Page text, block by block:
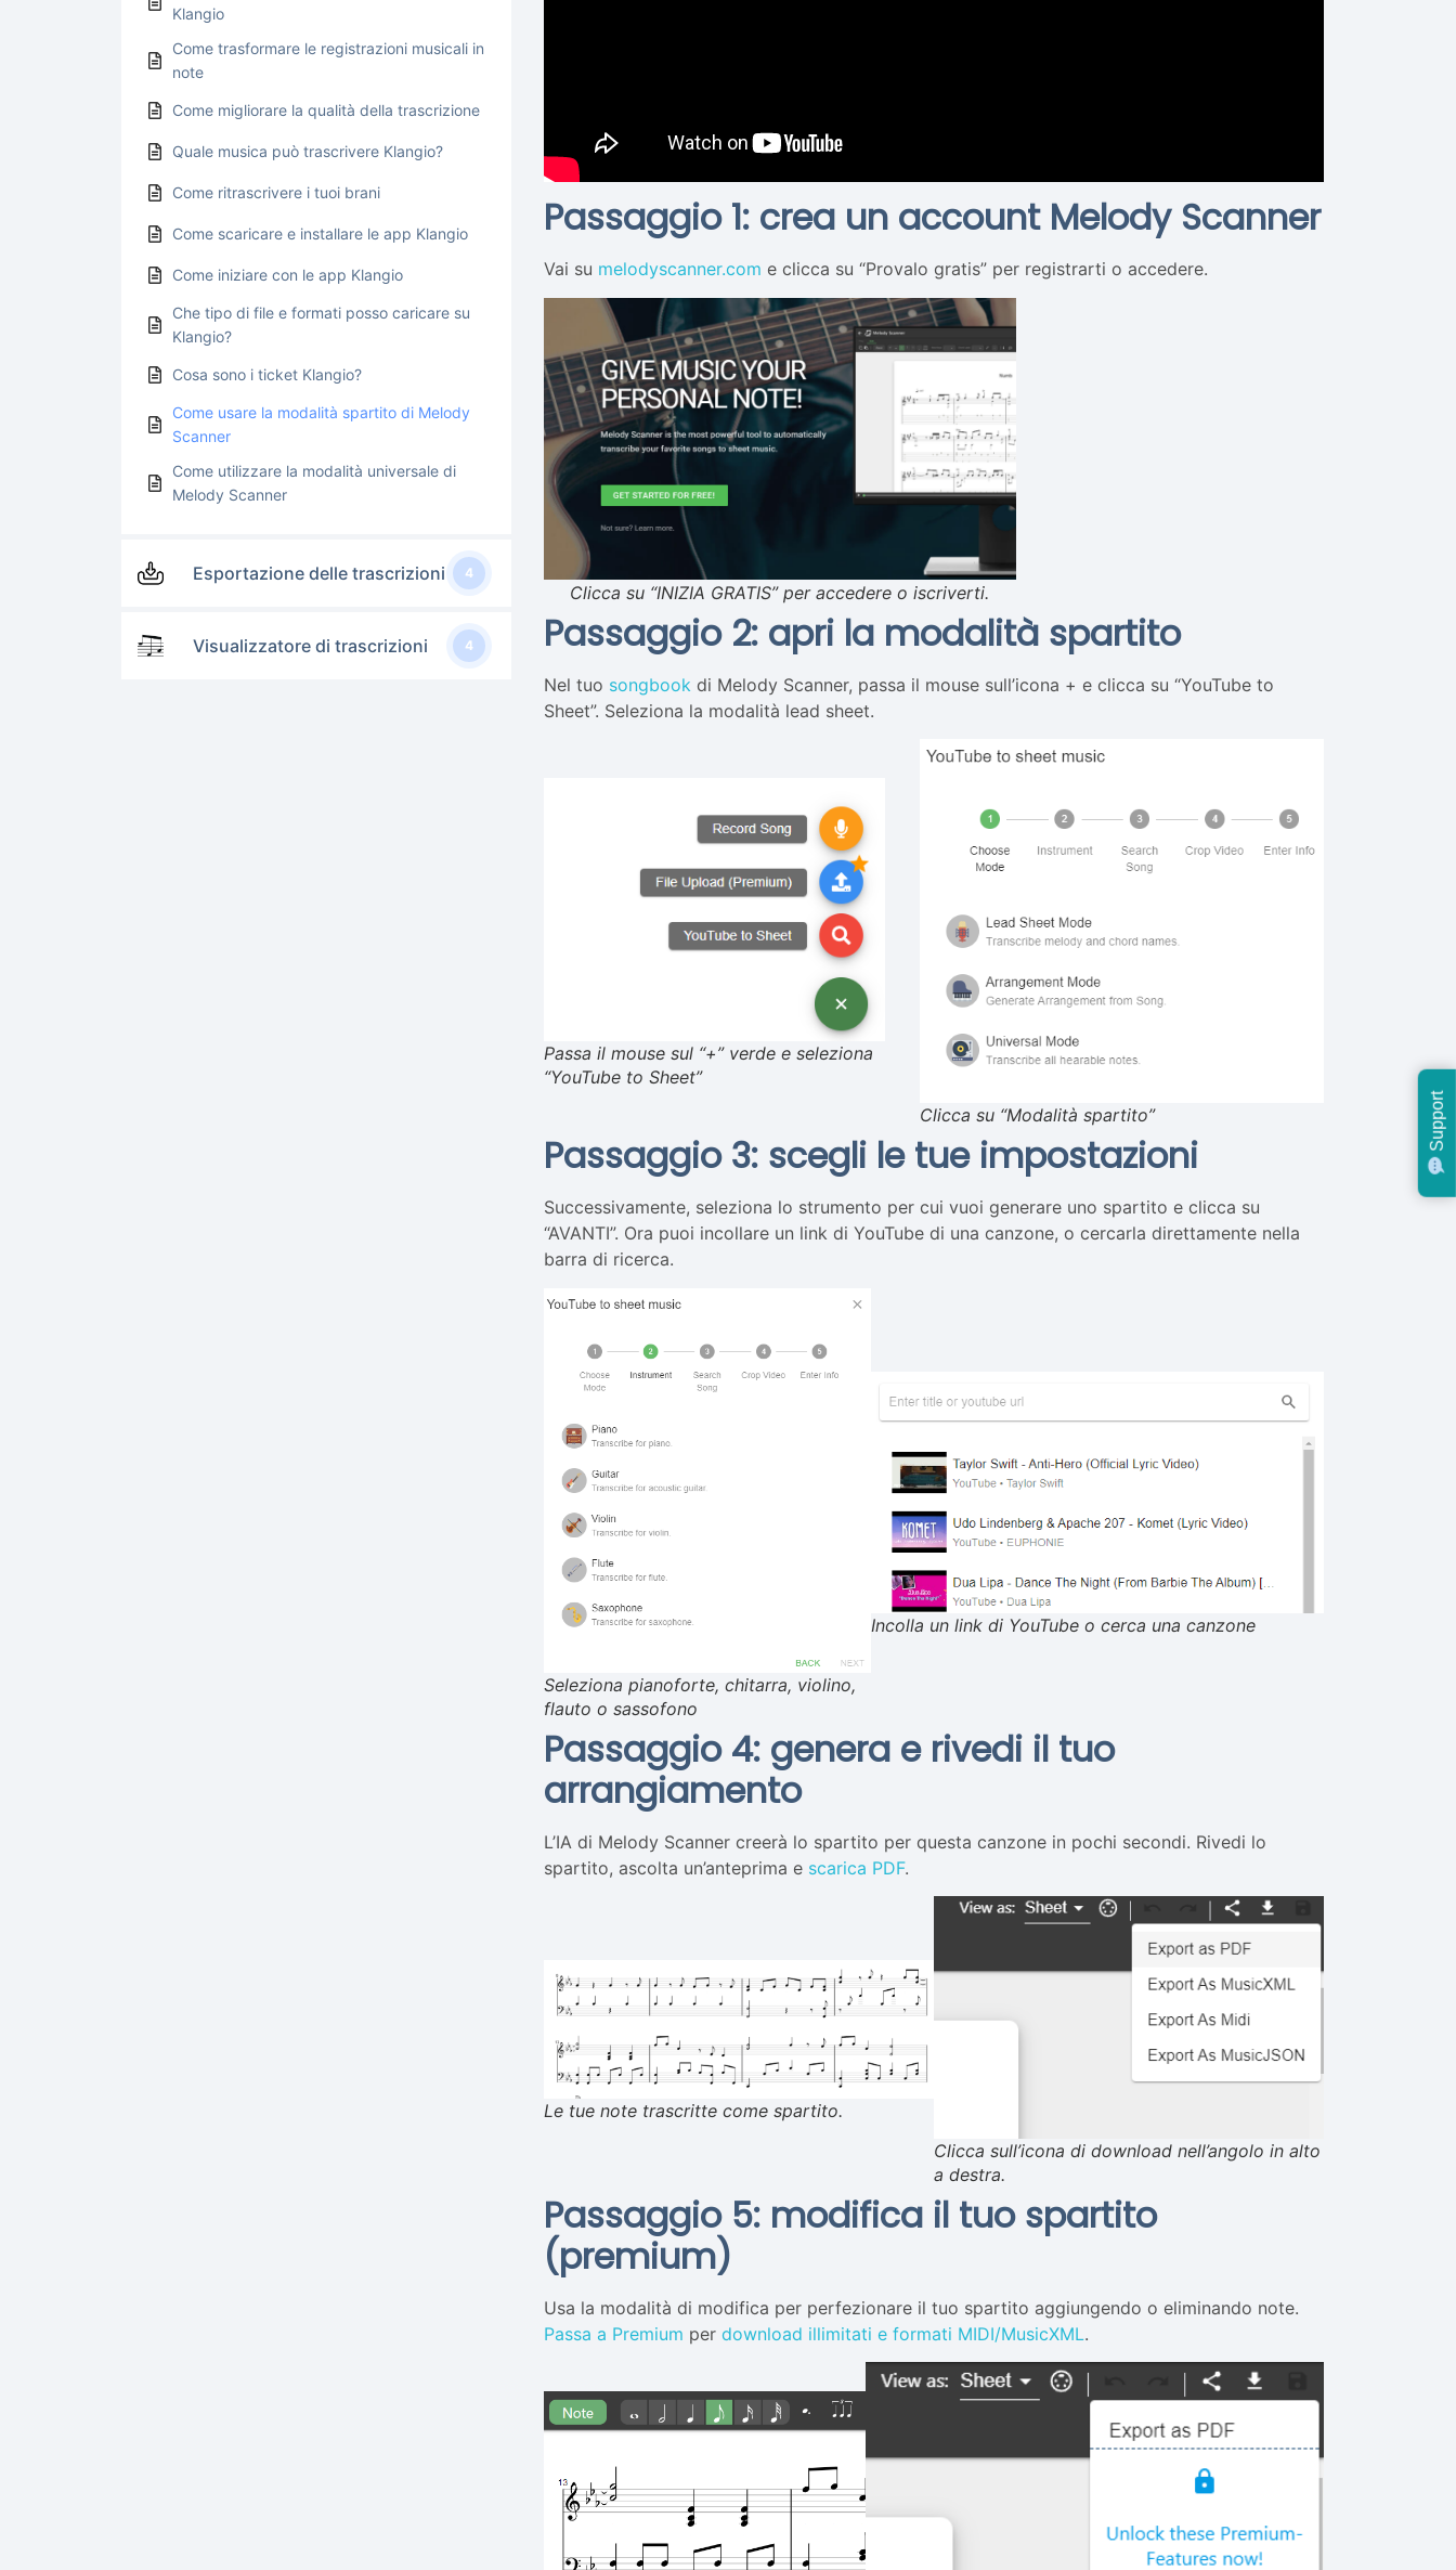
Klangio
Come trasformare le registrazioni musicali in
note
Come migliorare la qualità della trascrizione
Quale musica può trascrivere Klangio?
Come ritrascrivere i tuoi brani
Come scaricare e installare le app Klangio
Come iniziare con le app Klangio
Che tipo di file e formati posso caricare su
Klangio?
Cosa sono i ticket Klangio?
Come usare la modalità spartito di Melody
Scanner
Come utilizzare la modalità universale di
Melody Scanner
Esportazione delle trascrizioni 4
Visualizzatore di trascrizioni 4
Passaggio 1: crea un account Melody Scanner
Vai su melodyscanner.com e clicca su “Provalo gratis” per registrarti o accedere.
Clicca su “INIZIA GRATIS” per accedere o iscriverti.
Passaggio 2: apri la modalità spartito
Nel tuo songbook di Melody Scanner, passa il mouse sull’icona + e clicca su “YouTube to
Sheet”. Seleziona la modalità lead sheet.
Passa il mouse sul “+” verde e seleziona
“YouTube to Sheet”
Clicca su “Modalità spartito”
Passaggio 3: scegli le tue impostazioni
Successivamente, seleziona lo strumento per cui vuoi generare uno spartito e clicca su
“AVANTI”. Ora puoi incollare un link di YouTube di una canzone, o cercarla direttamente nella
barra di ricerca.
Seleziona pianoforte, chitarra, violino,
flauto o sassofono
Incolla un link di YouTube o cerca una canzone
Passaggio 4: genera e rivedi il tuo
arrangiamento
L’IA di Melody Scanner creerà lo spartito per questa canzone in pochi secondi. Rivedi lo
spartito, ascolta un’anteprima e scarica PDF.
Le tue note trascritte come spartito.
Clicca sull’icona di download nell’angolo in alto
a destra.
Passaggio 5: modifica il tuo spartito
(premium)
Usa la modalità di modifica per perfezionare il tuo spartito aggiungendo o eliminando note.
Passa a Premium per download illimitati e formati MIDI/MusicXML.
Support